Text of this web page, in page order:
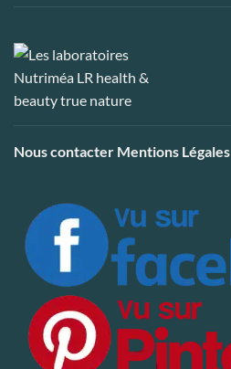
Nous contacter Mentions Légales